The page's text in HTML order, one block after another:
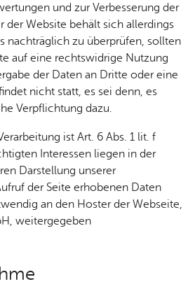
und zur Verbesserung der
der Website behält sich allerdings
nachträglich zu überprüfen, sollten
auf eine rechtswidrige Nutzung
der Daten an Dritte oder eine
nicht statt, es sei denn, es
Verpflichtung dazu.
ist Art. 6 Abs. 1 lit. f
Interessen liegen in der
Darstellung unserer
der Seite erhobenen Daten
an den Hoster der Webseite,
weitergegeben